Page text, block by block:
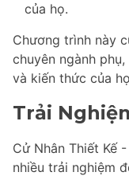
của họ.
Chương trình này
chuyên ngành
và kiến thức của
Trải
Cử Nhân Thiết Kế
nhiều trải nghiệm